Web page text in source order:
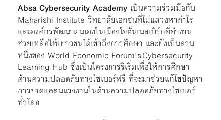
Absa Cybersecurity Academyเป็นความร่วมมือกับ
Maharishi Institute วิทยาลัยเอกชนที่ไม่แสวงหากำไร
และองค์กรพัฒนาตนเองในเมืองโจฮันเนสเบิร์กที่ทำงาน
ช่วยเหลือให้เยาวชนได้เข้าถึงการศึกษา และยังเป็นส่วน
หนึ่งของ World Economic Forum’sCybersecurity
Learning Hub ซึ่งเป็นโครงการริเริ่มเพื่อให้การศึกษา
ด้านความปลอดภัยทางไซเบอร์ฟรี ที่จะมาช่วยแก้ไขปัญหา
การขาดแคลนแรงงานในด้านความปลอดภัยทางไซเบอร์
ทั่วโลก